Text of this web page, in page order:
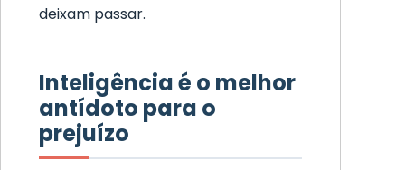
deixam passar.
Inteligência é o melhor
antídoto para o
prejuízo